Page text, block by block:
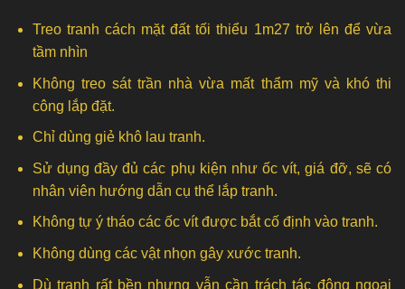
Treo tranh cách mặt đất tối thiểu 1m27 trở lên để vừa
tầm nhìn
Không treo sát trần nhà vừa mất thẩm mỹ và khó thi
công lắp đặt.
Chỉ dùng giẻ khô lau tranh.
Sử dụng đầy đủ các phụ kiện như ốc vít, giá đỡ, sẽ có
nhân viên hướng dẫn cụ thể lắp tranh.
Không tự ý tháo các ốc vít được bắt cố định vào tranh.
Không dùng các vật nhọn gây xước tranh.
Dù tranh rất bền nhưng vẫn cần trách tác động ngoại